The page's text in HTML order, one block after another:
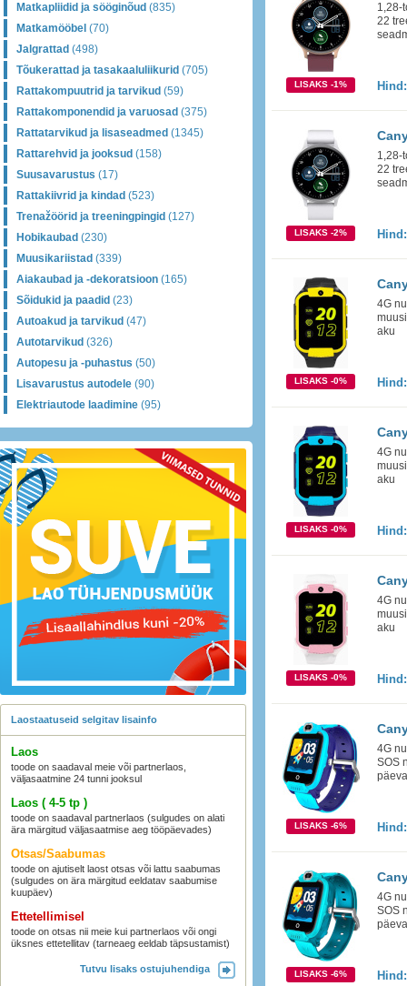
Matkapliidid ja sööginõud (835)
Matkamööbel (70)
Jalgrattad (498)
Tõukerattad ja tasakaaluliikurid (705)
Rattakompuutrid ja tarvikud (59)
Rattakomponendid ja varuosad (375)
Rattatarvikud ja lisaseadmed (1345)
Rattarehvid ja jooksud (158)
Suusavarustus (17)
Rattakiivrid ja kindad (523)
Trenažöörid ja treeningpingid (127)
Hobikaubad (230)
Muusikariistad (339)
Aiakaubad ja -dekoratsioon (165)
Sõidukid ja paadid (23)
Autoakud ja tarvikud (47)
Autotarvikud (326)
Autopesu ja -puhastus (50)
Lisavarustus autodele (90)
Elektriautode laadimine (95)
Laostaatuseid selgitav lisainfo
Laos
toode on saadaval meie või partnerlaos,
väljasaatmine 24 tunni jooksul
Laos ( 4-5 tp )
toode on saadaval partnerlaos (sulgudes on alati
ära märgitud väljasaatmise aeg tööpäevades)
Otsas/Saabumas
toode on ajutiselt laost otsas või lattu saabumas
(sulgudes on ära märgitud eeldatav saabumise
kuupäev)
Ettetellimisel
toode on otsas nii meie kui partnerlaos või ongi
üksnes ettetellitav (tarneaeg eeldab täpsustamist)
Tutvu lisaks ostujuhendiga
1,28-
22
LISAKS -1%
1,28-
22
LISAKS -2%
4G
aku
LISAKS -0%
4G
aku
LISAKS -0%
4G
aku
LISAKS -0%
4G
SOS
LISAKS -6%
4G
SOS
LISAKS -6%